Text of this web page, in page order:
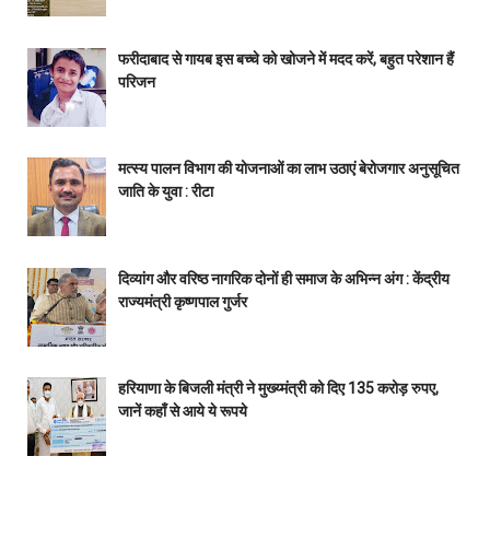
फरीदाबाद से गायब इस बच्चे को खोजने में मदद करें, बहुत परेशान हैं
परिजन
मत्स्य पालन विभाग की योजनाओं का लाभ उठाएं बेरोजगार अनुसूचित
जाति के युवा : रीटा
दिव्यांग और वरिष्ठ नागरिक दोनों ही समाज के अभिन्न अंग : केंद्रीय
राज्यमंत्री कृष्णपाल गुर्जर
हरियाणा के बिजली मंत्री ने मुख्य्मंत्री को दिए 135 करोड़ रुपए,
जानें कहाँ से आये ये रूपये